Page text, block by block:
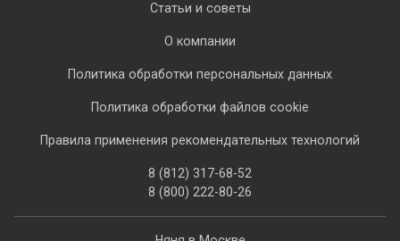
Статьи и советы
О компании
Политика обработки персональных данных
Политика обработки файлов cookie
Правила применения рекомендательных технологий
8 (812) 317-68-52
8 (800) 222-80-26